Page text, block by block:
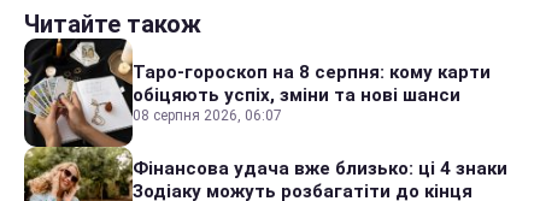
Читайте також
Таро-гороскоп на 8 серпня: кому карти
обіцяють успіх, зміни та нові шанси
08 серпня 2026, 06:07
Фінансова удача вже близько: ці 4 знаки
Зодіаку можуть розбагатіти до кінця